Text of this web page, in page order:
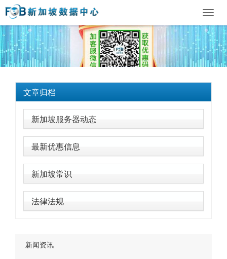
文章归档
新加坡服务器动态
最新优惠信息
新加坡常识
法律法规
新闻资讯